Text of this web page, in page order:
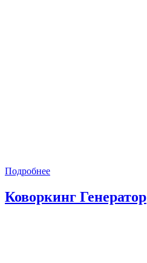
Подробнее
Коворкинг Генератор